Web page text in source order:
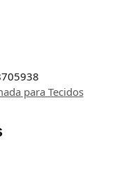
para Tecidos